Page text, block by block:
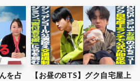
を占
【お昼のBTS】グク自宅屋上